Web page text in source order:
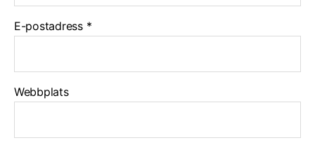
E-postadress *
Webbplats